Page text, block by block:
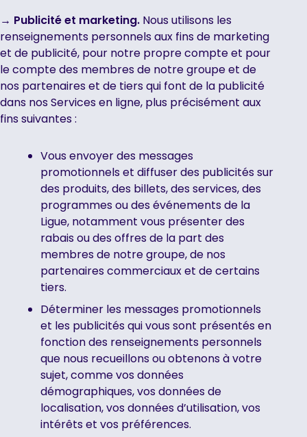
→ Publicité et marketing. Nous utilisons les
renseignements personnels aux fins de marketing
et de publicité, pour notre propre compte et pour
le compte des membres de notre groupe et de
nos partenaires et de tiers qui font de la publicité
dans nos Services en ligne, plus précisément aux
fins suivantes :
Vous envoyer des messages
promotionnels et diffuser des publicités sur
des produits, des billets, des services, des
programmes ou des événements de la
Ligue, notamment vous présenter des
rabais ou des offres de la part des
membres de notre groupe, de nos
partenaires commerciaux et de certains
tiers.
Déterminer les messages promotionnels
et les publicités qui vous sont présentés en
fonction des renseignements personnels
que nous recueillons ou obtenons à votre
sujet, comme vos données
démographiques, vos données de
localisation, vos données d’utilisation, vos
intérêts et vos préférences.